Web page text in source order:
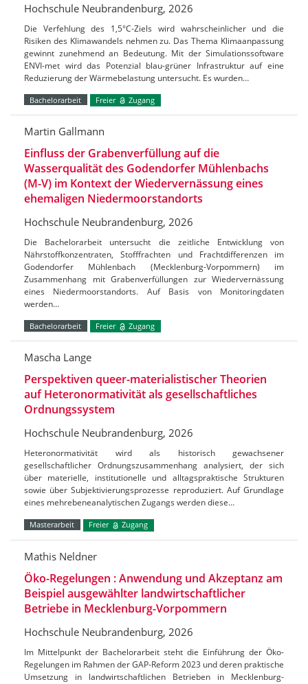
Hochschule Neubrandenburg, 2026
Die Verfehlung des 1,5°C-Ziels wird wahrscheinlicher und die
Risiken des Klimawandels nehmen zu. Das Thema Klimaanpassung
gewinnt zunehmend an Bedeutung. Mit der Simulationssoftware
ENVI-met wird das Potenzial blau-grüner Infrastruktur auf eine
Reduzierung der Wärmebelastung untersucht. Es wurden…
Bachelorarbeit Freier Zugang
Martin Gallmann
Einfluss der Grabenverfüllung auf die
Wasserqualität des Godendorfer Mühlenbachs
(M-V) im Kontext der Wiedervernässung eines
ehemaligen Niedermoorstandorts
Hochschule Neubrandenburg, 2026
Die Bachelorarbeit untersucht die zeitliche Entwicklung von
Nährstoffkonzentraten, Stofffrachten und Frachtdifferenzen im
Godendorfer Mühlenbach (Mecklenburg-Vorpommern) im
Zusammenhang mit Grabenverfüllungen zur Wiedervernässung
eines Niedermoorstandorts. Auf Basis von Monitoringdaten
werden…
Bachelorarbeit Freier Zugang
Mascha Lange
Perspektiven queer-materialistischer Theorien
auf Heteronormativität als gesellschaftliches
Ordnungssystem
Hochschule Neubrandenburg, 2026
Heteronormativität wird als historisch gewachsener
gesellschaftlicher Ordnungszusammenhang analysiert, der sich
über materielle, institutionelle und alltagspraktische Strukturen
sowie über Subjektivierungsprozesse reproduziert. Auf Grundlage
eines mehrebeneanalytischen Zugangs werden diese…
Masterarbeit Freier Zugang
Mathis Neldner
Öko-Regelungen : Anwendung und Akzeptanz am
Beispiel ausgewählter landwirtschaftlicher
Betriebe in Mecklenburg-Vorpommern
Hochschule Neubrandenburg, 2026
Im Mittelpunkt der Bachelorarbeit steht die Einführung der Öko-
Regelungen im Rahmen der GAP-Reform 2023 und deren praktische
Umsetzung in landwirtschaftlichen Betrieben in Mecklenburg-